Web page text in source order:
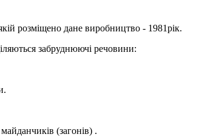
розміщено дане виробництво - 1981рік.
забруднюючі речовини:
(загонів) .